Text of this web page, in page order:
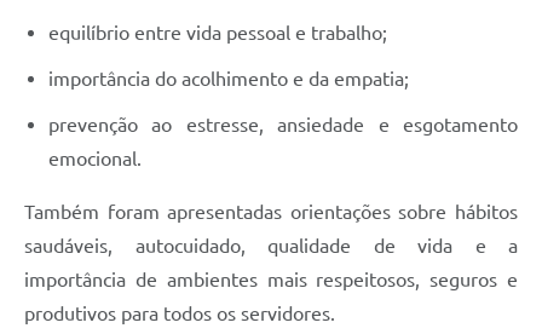
equilíbrio entre vida pessoal e trabalho;
importância do acolhimento e da empatia;
prevenção ao estresse, ansiedade e esgotamento
emocional.
Também foram apresentadas orientações sobre hábitos
saudáveis, autocuidado, qualidade de vida e a
importância de ambientes mais respeitosos, seguros e
produtivos para todos os servidores.